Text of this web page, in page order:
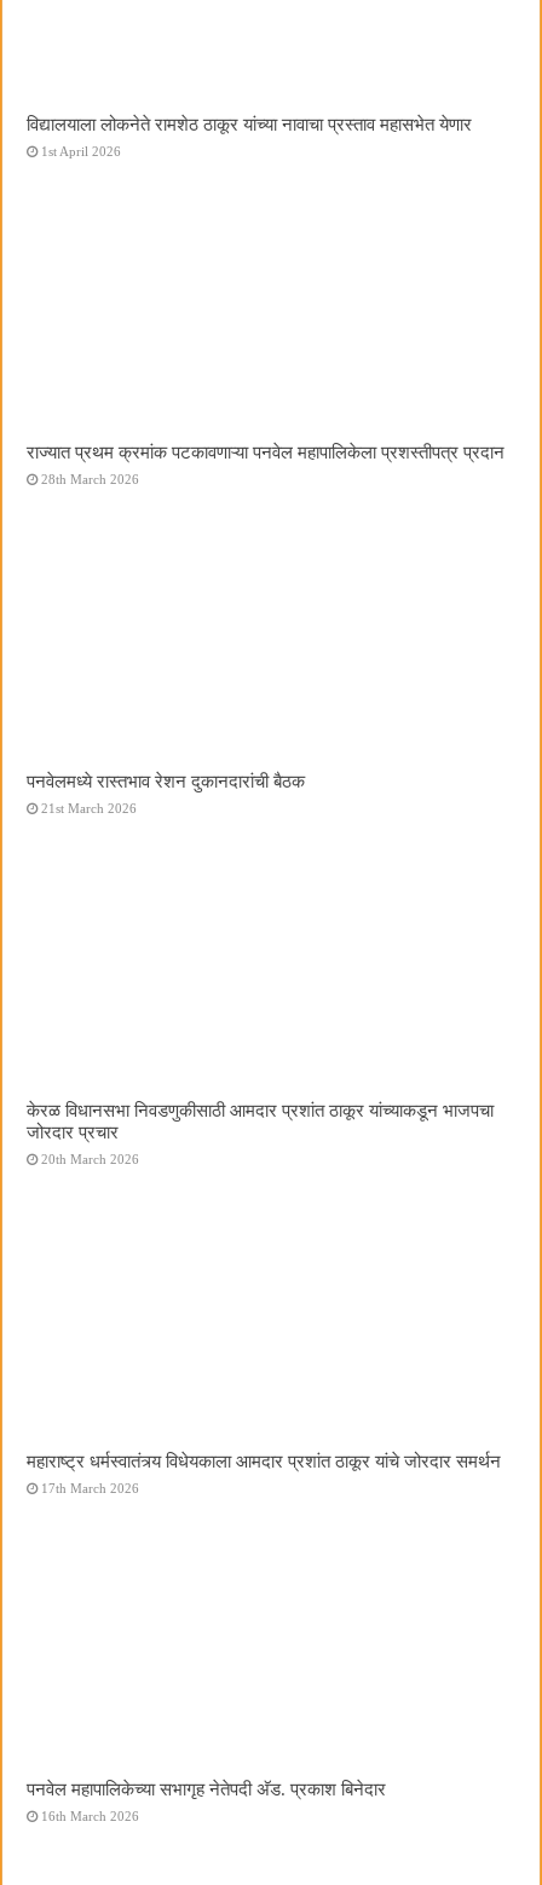
विद्यालयाला लोकनेते रामशेठ ठाकूर यांच्या नावाचा प्रस्ताव महासभेत येणार
1st April 2026
राज्यात प्रथम क्रमांक पटकावणाऱ्या पनवेल महापालिकेला प्रशस्तीपत्र प्रदान
28th March 2026
पनवेलमध्ये रास्तभाव रेशन दुकानदारांची बैठक
21st March 2026
केरळ विधानसभा निवडणुकीसाठी आमदार प्रशांत ठाकूर यांच्याकडून भाजपचा
जोरदार प्रचार
20th March 2026
महाराष्ट्र धर्मस्वातंत्र्य विधेयकाला आमदार प्रशांत ठाकूर यांचे जोरदार समर्थन
17th March 2026
पनवेल महापालिकेच्या सभागृह नेतेपदी अ‍ॅड. प्रकाश बिनेदार
16th March 2026